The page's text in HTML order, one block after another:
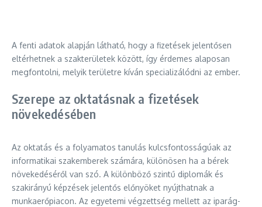
A fenti adatok alapján látható, hogy a fizetések jelentősen
eltérhetnek a szakterületek között, így érdemes alaposan
megfontolni, melyik területre kíván specializálódni az ember.
Szerepe az oktatásnak a fizetések
növekedésében
Az oktatás és a folyamatos tanulás kulcsfontosságúak az
informatikai szakemberek számára, különösen ha a bérek
növekedéséről van szó. A különböző szintű diplomák és
szakirányú képzések jelentős előnyöket nyújthatnak a
munkaerőpiacon. Az egyetemi végzettség mellett az iparág-